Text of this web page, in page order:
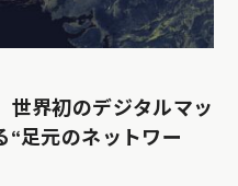
世界初のデジタルマッ
“足元のネットワー